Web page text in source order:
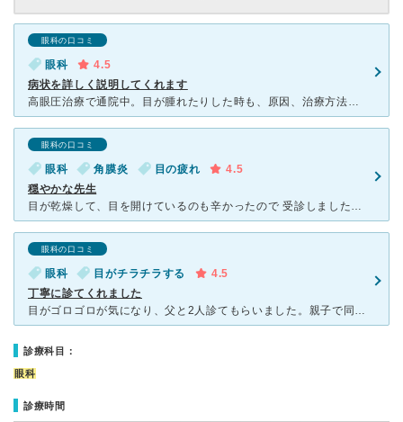
眼科の口コミ
眼科
4.5
病状を詳しく説明してくれます
高眼圧治療で通院中。目が腫れたりした時も、原因、治療方法を説明してもらい、不安が無くなりました。 検査も必要に応じてなので、家計負担も少なく済みます。 目の検査をする時に、階段の登り降りが
眼科の口コミ
眼科 角膜炎 目の疲れ
4.5
穏やかな先生
目が乾燥して、目を開けているのも辛かったので 受診しました。駐車場は病院の隣にあります。 受付の方は親切です。 待ち時間はあまり混んでいなかったので10分くらい でした。先生はとても穏やかで話
眼科の口コミ
眼科 目がチラチラする
4.5
丁寧に診てくれました
目がゴロゴロが気になり、父と2人診てもらいました。親子で同じ検査して目の眼球に、目をこする癖がある為に多少の傷がらあると詳しい説明と 正月がかかるという事で長めに目薬四種類出してくれました。 先生も
診療科目：
眼科
診療時間